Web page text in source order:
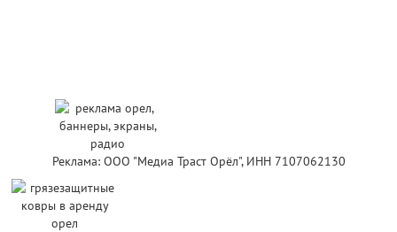
Реклама: ООО "Медиа Траст Орёл", ИНН 7107062130